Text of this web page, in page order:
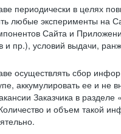
периодически в целях
любые эксперименты на
Сайта и
пр.), условий выдачи,
осуществлять сбор
аккумулировать ее и не
Заказчика в
и объем такой